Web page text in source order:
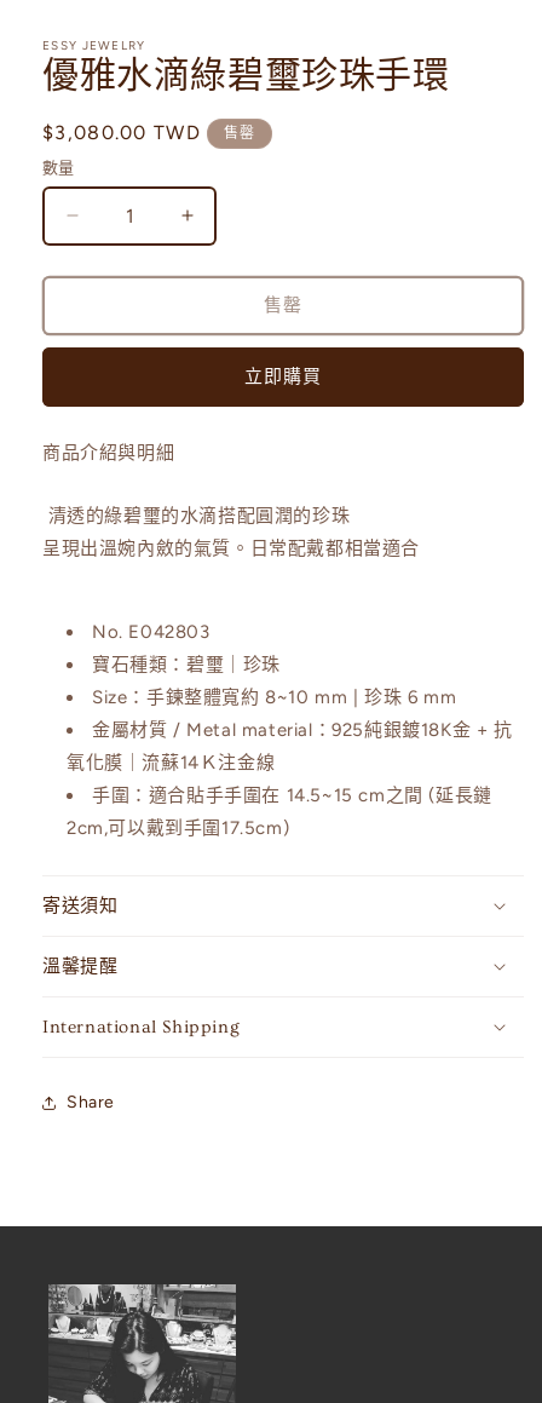
窗
中
開
多
媒
體
1
ESSY JEWELRY
優雅水滴綠碧璽珍珠手環
定
價
$3,080.00 TWD 售罄
數量
珍
手
環
減
少
手
環
增
加
售罄
立即購買
商品介紹與明細
清透的綠碧璽的水滴搭配圓潤的珍珠
呈現出溫婉內斂的氣質。日常配戴都相當適合
No. E042803
寶石種類：碧璽｜珍珠
Size：手鍊整體寬約 8~10 mm | 珍珠 6 mm
金屬材質 / Metal material：925純銀鍍18K金 + 抗
氧化膜｜流蘇14Ｋ注金線
手圍： 適合貼手手圍在 14.5~15 cm之間 (延長鏈
2cm,可以戴到手圍17.5cm)
寄送須知
溫馨提醒
International Shipping
Share